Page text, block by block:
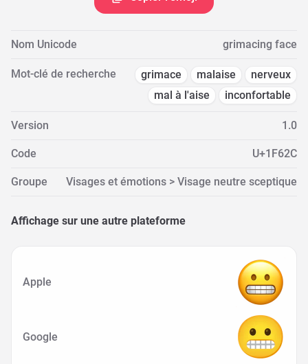
Nom Unicode grimacing face
Mot-clé de recherche grimace malaise
nerveux
mal à l'aise
inconfortable
Version 1.0
Code U+1F62C
Groupe Visages et émotions > Visage neutre sceptique
Affichage sur une autre plateforme
Apple
Google